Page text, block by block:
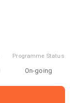
Programme Status
On-going